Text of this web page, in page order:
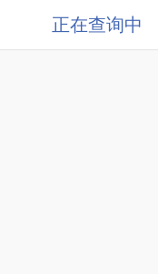
正在查询中